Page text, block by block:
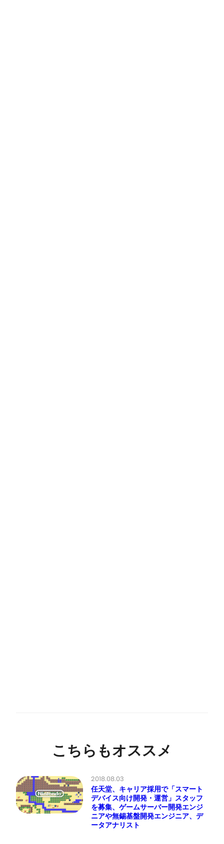
こちらもオススメ
2018.08.03
任天堂、キャリア採用で「スマート
デバイス向け開発・運営」スタッフ
を募集、ゲームサーバー開発エンジ
ニアや無錫基盤開発エンジニア、デ
ータアナリスト